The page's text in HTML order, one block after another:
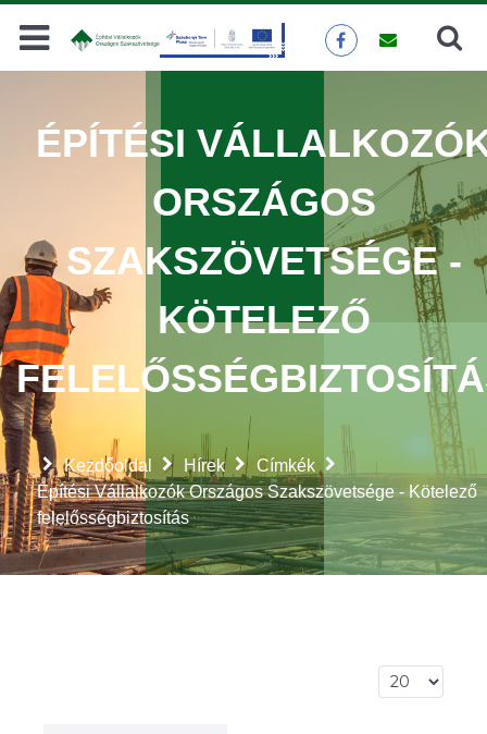
Keresés
Kezdőoldal Hírek
Címkék
Építési Vállalkozók Országos Szakszövetsége - Kötelező
felelősségbiztosítás
ÉPÍTÉSI
ORSZÁGOS
SZAKSZÖVETSÉGE -
KÖTELEZŐ
Tételek #